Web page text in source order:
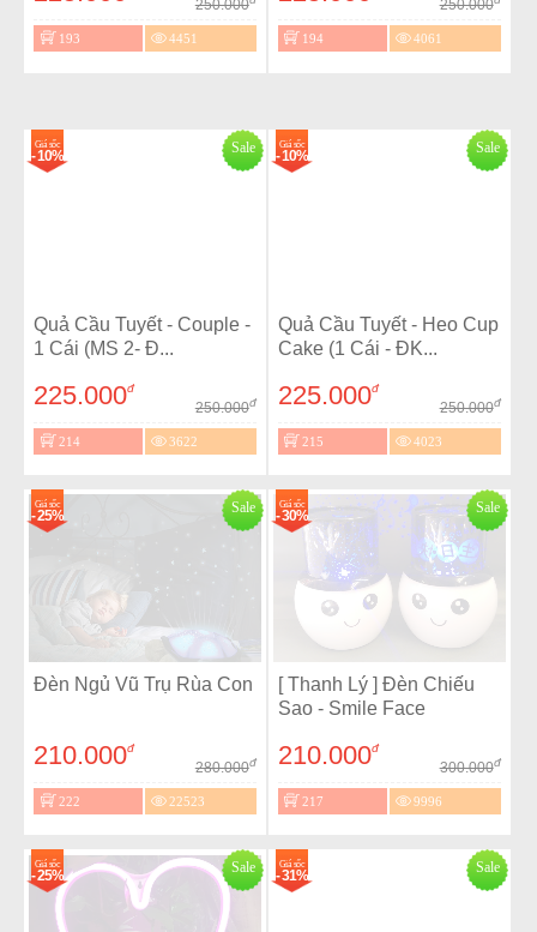
250.000
193 4451
250.000
194 4061
Sale
Giá sốc
- 10%
Quả Cầu Tuyết - Couple -
1 Cái (MS 2- Đ...
225.000đ
250.000đ
214 3622
Sale
Giá sốc
- 10%
Quả Cầu Tuyết - Heo Cup
Cake (1 Cái - ĐK...
225.000đ
250.000đ
215 4023
Sale
Giá sốc
- 25%
Đèn Ngủ Vũ Trụ Rùa Con
210.000đ
280.000đ
222 22523
Sale
Giá sốc
- 30%
[ Thanh Lý ] Đèn Chiếu
Sao - Smile Face
210.000đ
300.000đ
217 9996
Sale
Giá sốc
- 25% Sale
Giá sốc
- 31%